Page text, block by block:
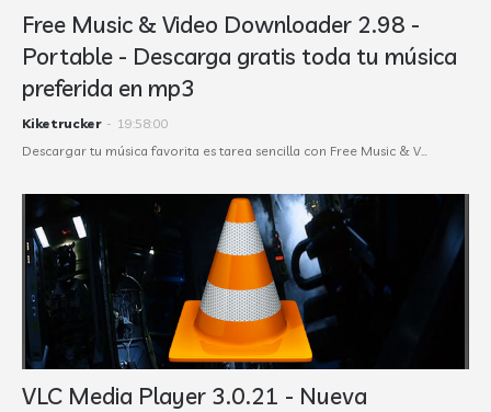
Free Music & Video Downloader 2.98 -
Portable - Descarga gratis toda tu música
preferida en mp3
Kiketrucker - 19:58:00
Descargar tu música favorita es tarea sencilla con Free Music & V…
VLC Media Player 3.0.21 - Nueva